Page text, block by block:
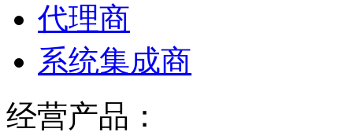
代理商
系统集成商
经营产品：